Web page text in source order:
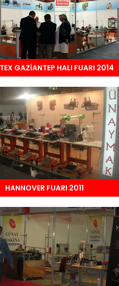
GAZİANTEP HALI FUARI 2014
HANNOVER FUARI 2011